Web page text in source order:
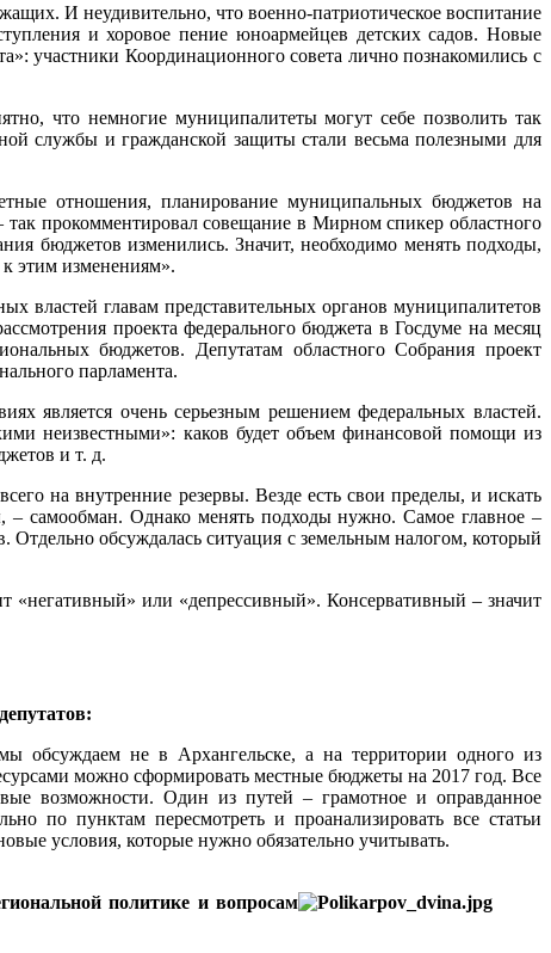
И неудивительно, что военно-патриотическое воспитание
и хоровое пение юноармейцев детских садов. Новые
участники Координационного совета лично познакомились с
что немногие муниципалитеты могут себе позволить так
службы и гражданской защиты стали весьма полезными для
отношения, планирование муниципальных бюджетов на
прокомментировал совещание в Мирном спикер областного
бюджетов изменились. Значит, необходимо менять подходы,
этим изменениям».
властей главам представительных органов муниципалитетов
проекта федерального бюджета в Госдуме на месяц
бюджетов. Депутатам областного Собрания проект
парламента.
является очень серьезным решением федеральных властей.
неизвестными»: каков будет объем финансовой помощи из
и т. д.
на внутренние резервы. Везде есть свои пределы, и искать
самообман. Однако менять подходы нужно. Самое главное –
Отдельно обсуждалась ситуация с земельным налогом, который
или «депрессивный». Консервативный – значит
обсуждаем не в Архангельске, а на территории одного из
можно сформировать местные бюджеты на 2017 год. Все
возможности. Один из путей – грамотное и оправданное
по пунктам пересмотреть и проанализировать все статьи
условия, которые нужно обязательно учитывать.
политике и вопросам